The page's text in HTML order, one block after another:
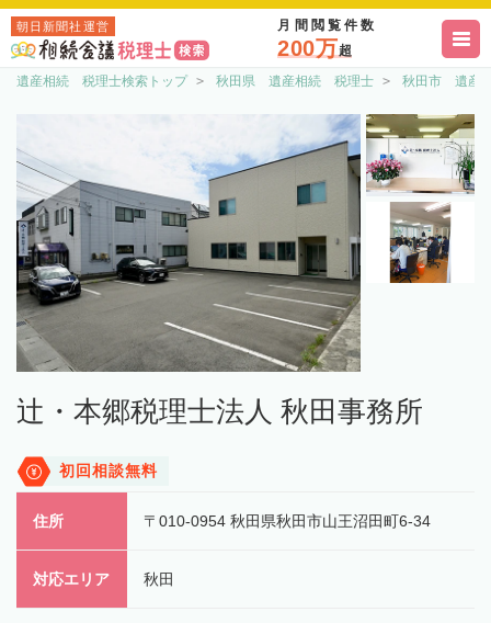
朝日新聞社運営 月間閲覧件数
200万超
遺産相続 税理士検索トップ 秋田県 遺産相続 税理士 秋田市 遺産
辻・本郷税理士法人 秋田事務所
初回相談無料
住所 〒010-0954 秋田県秋田市山王沼田町6-34
対応エリア 秋田